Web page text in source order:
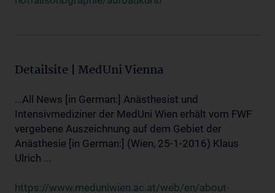
Detailsite | MedUni Vienna
...All News [in German:] Anästhesist und
Intensivmediziner der MedUni Wien erhält vom FWF
vergebene Auszeichnung auf dem Gebiet der
Anästhesie [in German:] (Wien, 25-1-2016) Klaus
Ulrich ...
https://www.meduniwien.ac.at/web/en/about-